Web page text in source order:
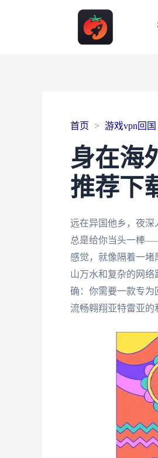
首页 游戏vpn回国
身在海
推荐下
远在异国他乡，夜深
总是给你当头一棒
感觉，就像隔着一
山万水和复杂的网
确：你需要一款专为
流畅翱翔亚特雷亚的